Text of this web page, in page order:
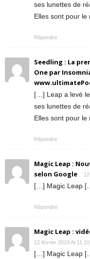
ses lunettes de
Elles sont pour
Répondre
Seedling : La
One par
[…] Leap a levé
ses lunettes de
Elles sont pour
Répondre
Magic Leap :
selon Google
[…] Magic Leap
Répondre
Magic Leap :
12 février 2019 At 11:10
[…] Magic Leap